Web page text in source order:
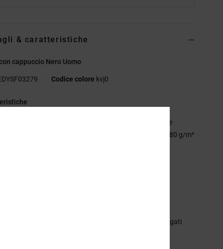
& caratteristiche
cappuccio Nero Uomo
Codice colore kvj0
French terry smerigliato 55% cotone, 25% cotone
20% poliestere riciclato, con interno semi-garzat,o 280 g/m²
in metallo e cordini piatti con puntali in metallo logati